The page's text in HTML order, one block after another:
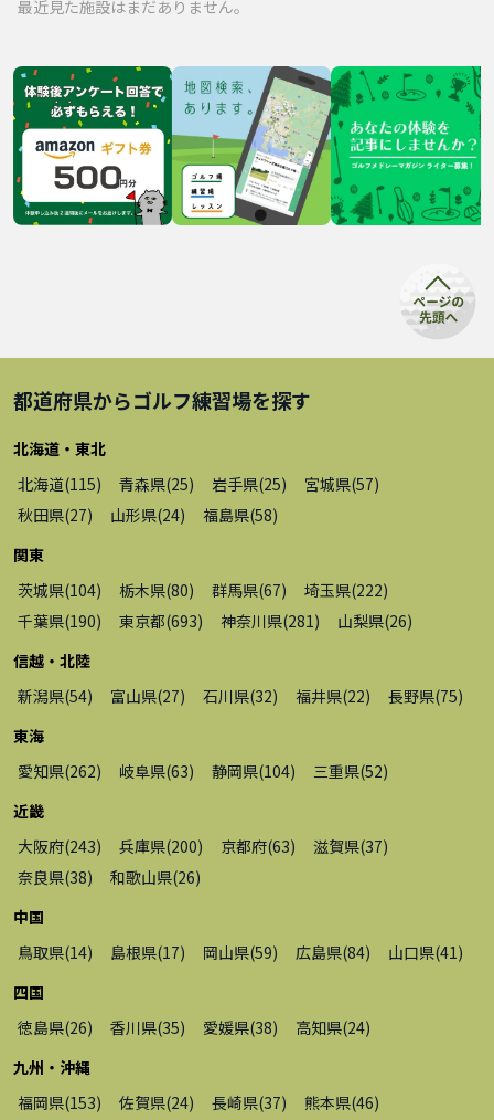
最近見た施設はまだありません。
都道府県からゴルフ練習場を探す
北海道・東北
北海道(115) 青森県(25) 岩手県(25) 宮城県(57)
秋田県(27) 山形県(24) 福島県(58)
関東
茨城県(104) 栃木県(80) 群馬県(67) 埼玉県(222)
千葉県(190) 東京都(693) 神奈川県(281 ) 山梨県(26)
信越・北陸
新潟県(54) 富山県(27) 石川県(32) 福井県(22) 長野県(75)
東海
愛知県(262) 岐阜県(63) 静岡県(104) 三重県(52)
近畿
大阪府(243) 兵庫県(200) 京都府(63) 滋賀県(37)
奈良県(38) 和歌山県(26)
中国
鳥取県(14) 島根県(17) 岡山県(59) 広島県(84) 山口県(41 )
四国
徳島県(26) 香川県(35) 愛媛県(38) 高知県(24)
九州・沖縄
福岡県(153) 佐賀県(24) 長崎県(37) 熊本県(46)